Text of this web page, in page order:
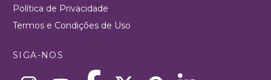
Política de Privacidade
Termos e Condições de Uso
SIGA-NOS